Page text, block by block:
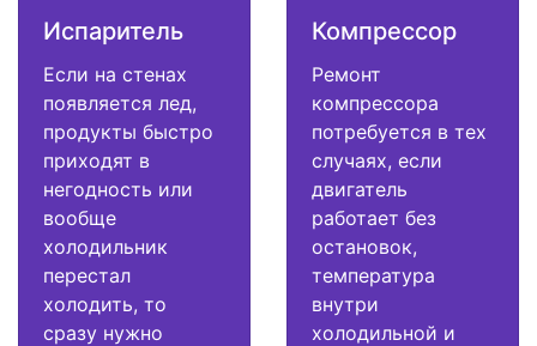
Испаритель
Если на стенах
появляется лед,
продукты быстро
приходят в
негодность или
вообще
холодильник
перестал
холодить, то
сразу нужно
Компрессор
Ремонт
компрессора
потребуется в тех
случаях, если
двигатель
работает без
остановок,
температура
внутри
холодильной и